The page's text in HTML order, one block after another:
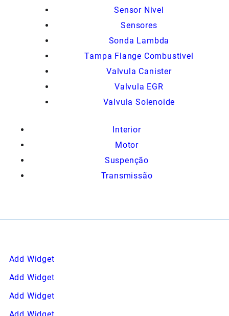
Sensor Nivel
Sensores
Sonda Lambda
Tampa Flange Combustivel
Valvula Canister
Valvula EGR
Valvula Solenoide
Interior
Motor
Suspenção
Transmissão
Add Widget
Add Widget
Add Widget